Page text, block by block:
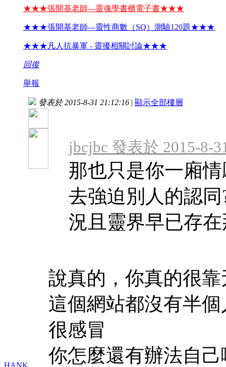
★★★張開基老師---靈魂學書櫃電子書★★★
★★★張開基老師---靈性商數（SQ）測驗120題★★★
★★★凡人抗暴軍 - 靈擾相關討論★★★
回復
舉報
HANK
發表於 2015-8-31 21:12:16 | 顯示全部樓層
jbcjbc 發表於 2015-8-
那也只是你一廂
去強迫別人的認同
況且靈界早已存
說真的，你真的很靠
這個網站都沒有半
很感冒
你怎麼還有辦法自